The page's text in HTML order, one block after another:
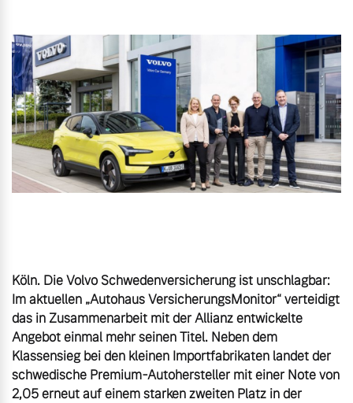
Aktuelle Serviceangebote
Service by Volvo
Köln. Die Volvo Schwedenversicherung ist unschlagbar:
Im aktuellen „Autohaus VersicherungsMonitor“ verteidigt
das in Zusammenarbeit mit der Allianz entwickelte
Angebot einmal mehr seinen Titel. Neben dem
Klassensieg bei den kleinen Importfabrikaten landet der
schwedische Premium-Autohersteller mit einer Note von
2,05 erneut auf einem starken zweiten Platz in der